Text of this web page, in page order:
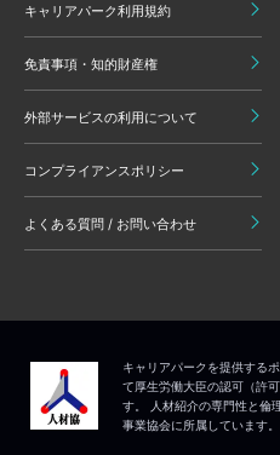
キャリアパーク利用規約
免責事項・知的財産権
外部サービスの利用について
コンプライアンスポリシー
よくある質問 / お問い合わせ